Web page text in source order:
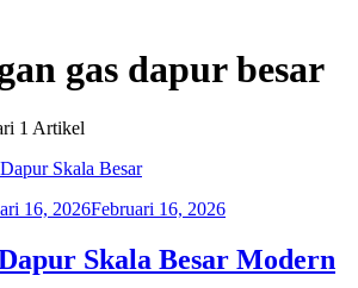
gas dapur besar
1 Artikel
16, 2026Februari 16, 2026
Skala Besar Modern